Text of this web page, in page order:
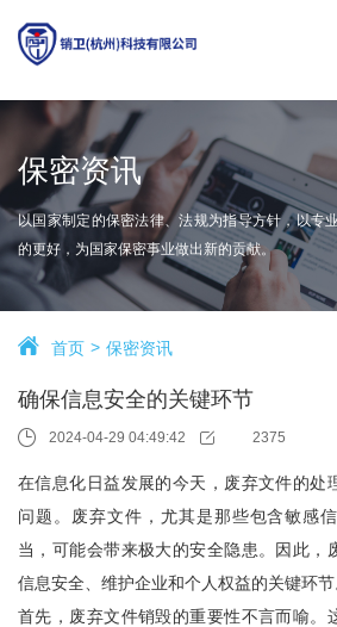
保密资讯
以国家制定的保密法律、法规为指导方针，以专
的更好，为国家保密事业做出新的贡献。
首页 保密资讯
确保信息安全的关键环节
2024-04-29 04:49:42 2375
在信息化日益发展的今天，废弃文件的处
问题。废弃文件，尤其是那些包含敏感
当，可能会带来极大的安全隐患。因此，
信息安全、维护企业和个人权益的关键环节
首先，废弃文件销毁的重要性不言而喻。